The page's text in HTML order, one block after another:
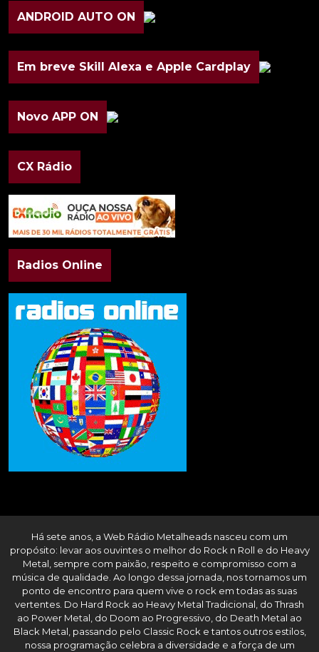
ANDROID AUTO ON
Em breve Skill Alexa e Apple Cardplay
Novo APP ON
CX Rádio
Radios Online
Há sete anos, a Web Rádio Metalheads nasceu com um
propósito: levar aos ouvintes o melhor do Rock n Roll e do Heavy
Metal, sempre com paixão, respeito e compromisso com a
música de qualidade. Ao longo dessa jornada, nos tornamos um
ponto de encontro para quem vive o rock em todas as suas
vertentes. Do Hard Rock ao Heavy Metal Tradicional, do Thrash
ao Power Metal, do Doom ao Progressivo, do Death Metal ao
Black Metal, passando pelo Classic Rock e tantos outros estilos,
nossa programação celebra a diversidade e a força de um